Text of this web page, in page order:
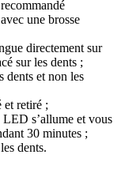
une brosse
directement sur
sur les dents ;
dents et non les
et retiré ;
s’allume et vous
30 minutes ;
dents.